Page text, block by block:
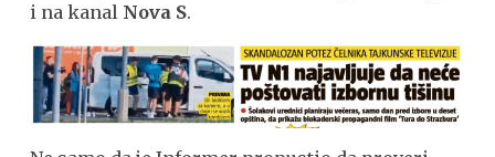
i na kanal Nova S.